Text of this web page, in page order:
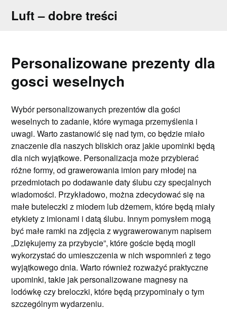
Luft – dobre treści
Personalizowane prezenty dla
gosci weselnych
Wybór personalizowanych prezentów dla gości
weselnych to zadanie, które wymaga przemyślenia i
uwagi. Warto zastanowić się nad tym, co będzie miało
znaczenie dla naszych bliskich oraz jakie upominki będą
dla nich wyjątkowe. Personalizacja może przybierać
różne formy, od grawerowania imion pary młodej na
przedmiotach po dodawanie daty ślubu czy specjalnych
wiadomości. Przykładowo, można zdecydować się na
małe buteleczki z miodem lub dżemem, które będą miały
etykiety z imionami i datą ślubu. Innym pomysłem mogą
być małe ramki na zdjęcia z wygrawerowanym napisem
„Dziękujemy za przybycie”, które goście będą mogli
wykorzystać do umieszczenia w nich wspomnień z tego
wyjątkowego dnia. Warto również rozważyć praktyczne
upominki, takie jak personalizowane magnesy na
lodówkę czy breloczki, które będą przypominały o tym
szczególnym wydarzeniu.